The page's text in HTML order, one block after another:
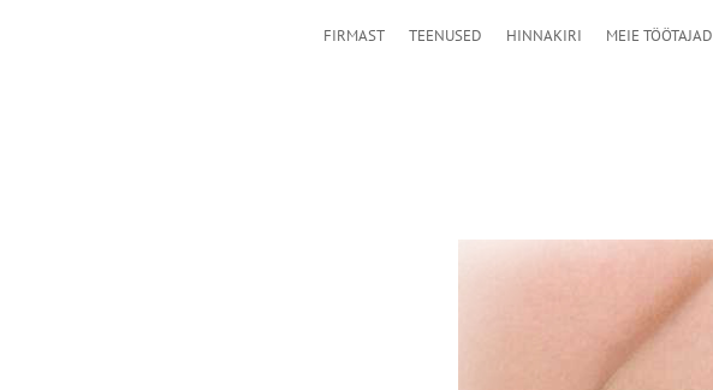
FIRMAST TEENUSED HINNAKIRI MEIE TÖÖTAJAD